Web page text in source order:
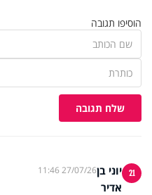
הוסיפו תגובה
שלח תגובה
21 יוני בן27/07/26 11:46
אדיר